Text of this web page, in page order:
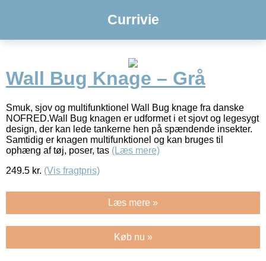
Currivie
Wall Bug Knage – Grå
Smuk, sjov og multifunktionel Wall Bug knage fra danske
NOFRED.Wall Bug knagen er udformet i et sjovt og legesygt
design, der kan lede tankerne hen på spændende insekter.
Samtidig er knagen multifunktionel og kan bruges til
ophæng af tøj, poser, tas (Læs mere)
249.5 kr. (Vis fragtpris)
Læs mere »
Køb nu »